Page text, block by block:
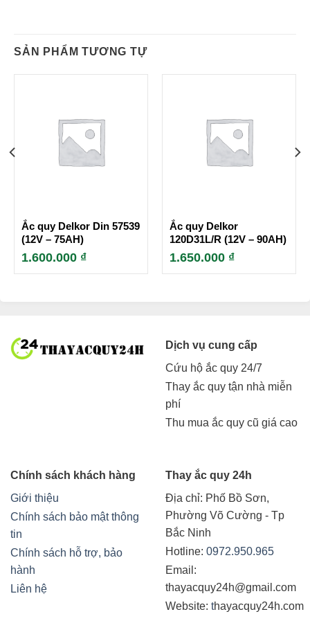
SẢN PHẨM TƯƠNG TỰ
Ắc quy Delkor Din 57539
(12V – 75AH)
1.600.000 ₫
Ắc quy Delkor
120D31L/R (12V – 90AH)
1.650.000 ₫
Dịch vụ cung cấp
Cứu hộ ắc quy 24/7
Thay ắc quy tận nhà miễn
phí
Thu mua ắc quy cũ giá cao
Chính sách khách hàng
Giới thiệu
Chính sách bảo mật thông
tin
Chính sách hỗ trợ, bảo
hành
Liên hệ
Thay ắc quy 24h
Địa chỉ: Phố Bồ Sơn,
Phường Võ Cường - Tp
Bắc Ninh
Hotline: 0972.950.965
Email:
thayacquy24h@gmail.com
Website: thayacquy24h.com